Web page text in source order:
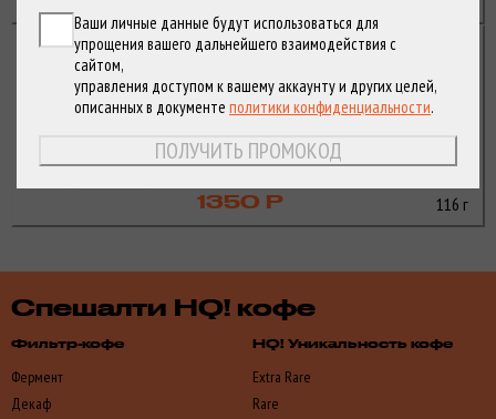
Руанда
300ч.
1350 Р 116 г
Спешалти HQ! кофе
Фильтр-кофе
Фермент
Декаф
HQ! Уникальность кофе
Extra Rare
Rare
Ваши личные данные будут использоваться для
упрощения вашего дальнейшего взаимодействия с
сайтом,
управления доступом к вашему аккаунту и других целей,
описанных в документе политики конфиденциальности.
ПОЛУЧИТЬ ПРОМОКОД